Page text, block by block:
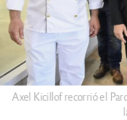
Axel Kicillof recorrió el